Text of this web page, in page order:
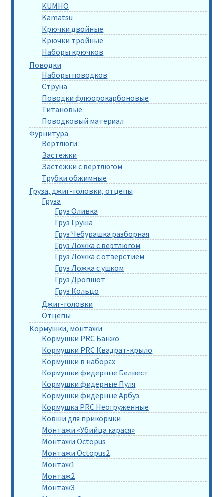
KUMHO
Kamatsu
Крючки двойные
Крючки тройные
Наборы крючков
Поводки
Наборы поводков
Струна
Поводки флюорокарбоновые
Титановые
Поводковый материал
Фурнитура
Вертлюги
Застежки
Застежки с вертлюгом
Трубки обжимные
Груза, джиг-головки, отцепы
Груза
Груз Оливка
Груз Груша
Груз Чебурашка разборная
Груз Ложка с вертлюгом
Груз Ложка с отверстием
Груз Ложка с ушком
Груз Дропшот
Груз Кольцо
Джиг-головки
Отцепы
Кормушки, монтажи
Кормушки PRC Банжо
Кормушки PRC Квадрат-крыло
Кормушки в наборах
Кормушки фидерные Белвест
Кормушки фидерные Пуля
Кормушки фидерные Арбуз
Кормушка PRC Неогруженные
Ковши для прикормки
Монтажи «Убийца карася»
Монтажи Octopus
Монтажи Octopus2
Монтаж1
Монтаж2
Монтаж3